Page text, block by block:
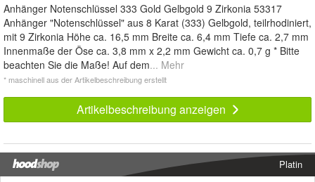
Anhänger Notenschlüssel 333 Gold Gelbgold 9 Zirkonia 53317
Anhänger "Notenschlüssel" aus 8 Karat (333) Gelbgold, teilrhodiniert,
mit 9 Zirkonia Höhe ca. 16,5 mm Breite ca. 6,4 mm Tiefe ca. 2,7 mm
Innenmaße der Öse ca. 3,8 mm x 2,2 mm Gewicht ca. 0,7 g * Bitte
beachten Sie die Maße! Auf dem... Mehr
* maschinell aus der Artikelbeschreibung erstellt
Artikelbeschreibung anzeigen
Platin